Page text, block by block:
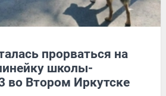
прорваться на
школы-
во Втором Иркутске